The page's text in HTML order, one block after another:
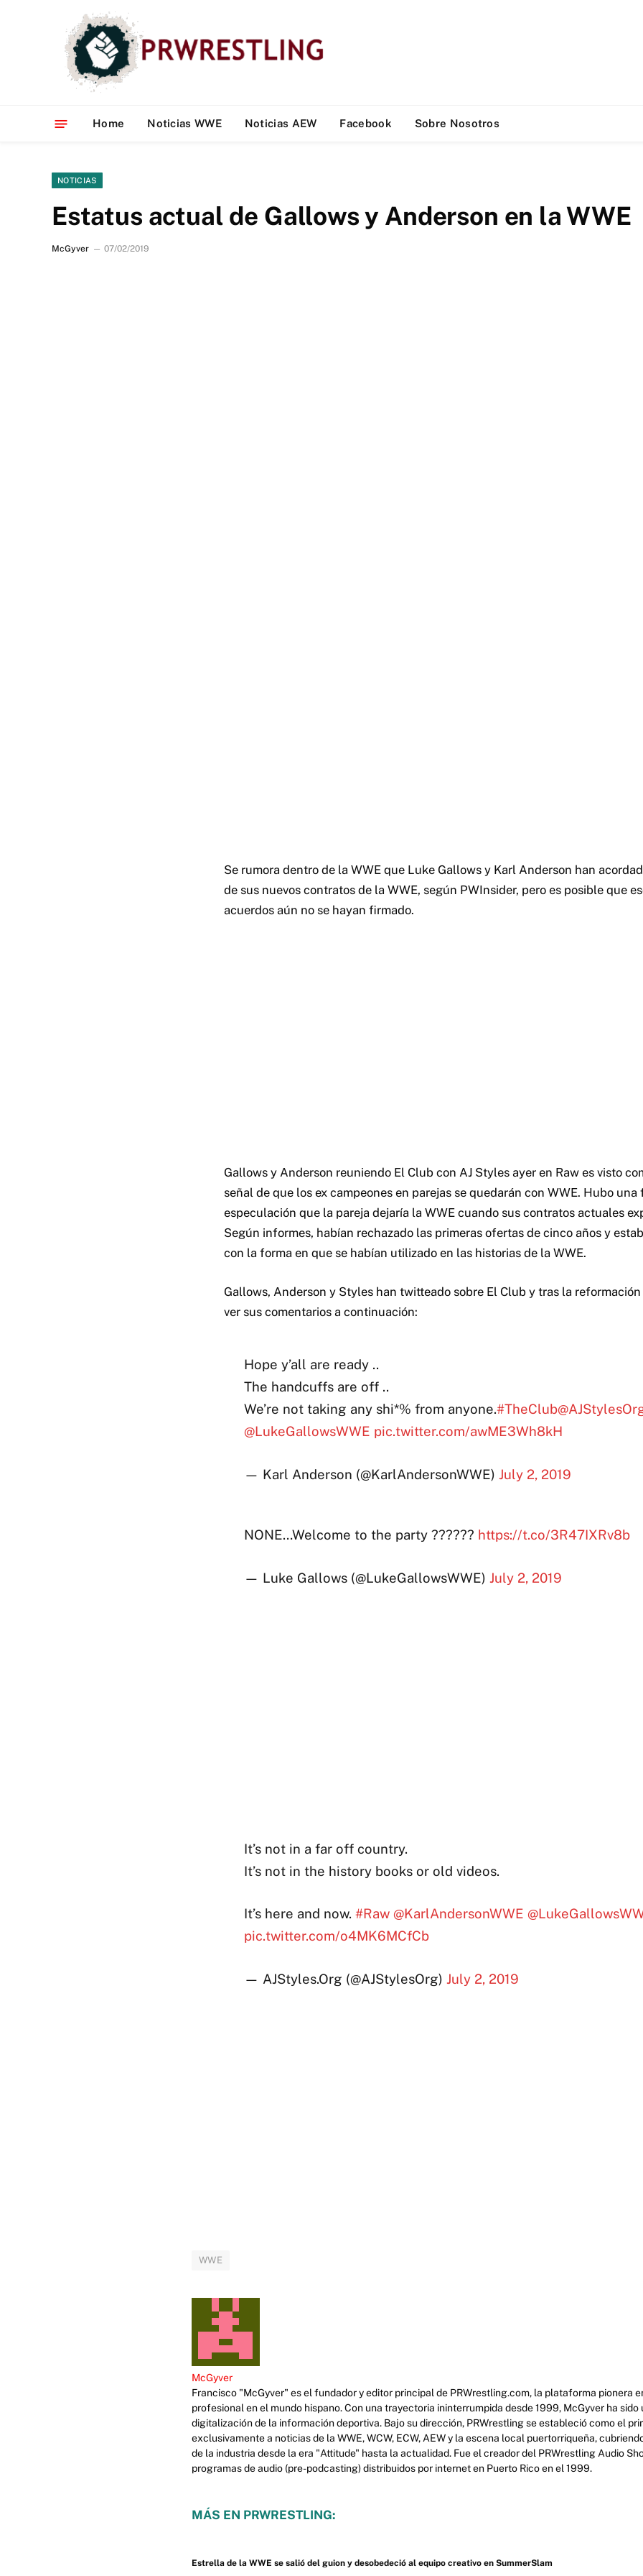
Home Noticias WWE Noticias AEW Facebook Sobre Nosotros
NOTICIAS
Estatus actual de Gallows y Anderson en la WWE
McGyver 07/02/2019
Se rumora dentro de la WWE que Luke Gallows y Karl Anderson han
de sus nuevos contratos de la WWE, según PWInsider, pero es posible que
acuerdos aún no se hayan firmado.
Gallows y Anderson reuniendo El Club con AJ Styles ayer en Raw es visto
señal de que los ex campeones en parejas se quedarán con WWE. Hubo una
especulación que la pareja dejaría la WWE cuando sus contratos actuales
Según informes, habían rechazado las primeras ofertas de cinco años y
con la forma en que se habían utilizado en las historias de la WWE.
Gallows, Anderson y Styles han twitteado sobre El Club y tras la
ver sus comentarios a continuación:
Hope y’all are ready ..
The handcuffs are off ..
We’re not taking any shi*% from anyone.#TheClub
@LukeGallowsWWE pic.twitter.com/awME3Wh8kH
— Karl Anderson (@KarlAndersonWWE) July 2, 2019
NONE…Welcome to the party ?????? https://t.co/3R47IXRv8b
— Luke Gallows (@LukeGallowsWWE) July 2, 2019
It’s not in a far off country.
It’s not in the history books or old videos.
It’s here and now. #Raw @KarlAndersonWWE
pic.twitter.com/o4MK6MCfCb
— AJStyles.Org (@AJStylesOrg) July 2, 2019
WWE
McGyver
Francisco "McGyver" es el fundador y editor principal de PRWrestling.com, la plataforma pionera
profesional en el mundo hispano. Con una trayectoria ininterrumpida desde 1999, McGyver ha
digitalización de la información deportiva. Bajo su dirección, PRWrestling se estableció como el
exclusivamente a noticias de la WWE, WCW, ECW, AEW y la escena local puertorriqueña,
de la industria desde la era "Attitude" hasta la actualidad. Fue el creador del PRWrestling Audio
programas de audio (pre-podcasting) distribuidos por internet en Puerto Rico en el 1999.
MÁS EN PRWRESTLING:
Estrella de la WWE se salió del guion y desobedeció al equipo creativo en SummerSlam